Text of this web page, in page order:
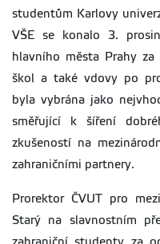
studentům Karlovy
VŠE se konalo 3.
hlavního města Prahy
škol a také vdovy po
byla vybrána jako
směřující k šíření
zkušeností na
zahraničními partnery.
Prorektor ČVUT pro
Starý na slavnostním